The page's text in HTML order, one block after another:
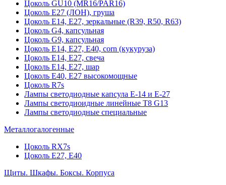
Цоколь GU10 (MR16/PAR16)
Цоколь Е27 (ЛОН), груша
Цоколь Е14, Е27, зеркальные (R39, R50, R63)
Цоколь G4, капсульная
Цоколь G9, капсульная
Цоколь Е14, Е27, Е40, corn (кукуруза)
Цоколь Е14, Е27, свеча
Цоколь Е14, Е27, шар
Цоколь Е40, Е27 высокомощные
Цоколь R7s
Лампы светодиодные капсула Е-14 и Е-27
Лампы светодиоидные линейные T8 G13
Лампы светодиодные специальные
Металлогалогенные
Цоколь RX7s
Цоколь Е27, E40
Щиты. Шкафы. Боксы. Корпуса